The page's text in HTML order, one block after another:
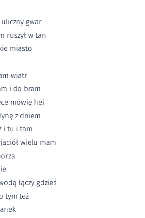
uliczny gwar
ruszył w tan
miasto
wiatr
i do bram
mówię hej
z dniem
i tu i tam
wielu mam
łączy gdzieś
tym też